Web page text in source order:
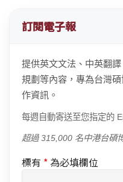
訂閱電子報
提供英文文法、中英翻
規劃等內容，專為台灣
作資訊。
每週自動寄送至您指定的
超過 315,000 名中港台碩
標有 * 為必填欄位